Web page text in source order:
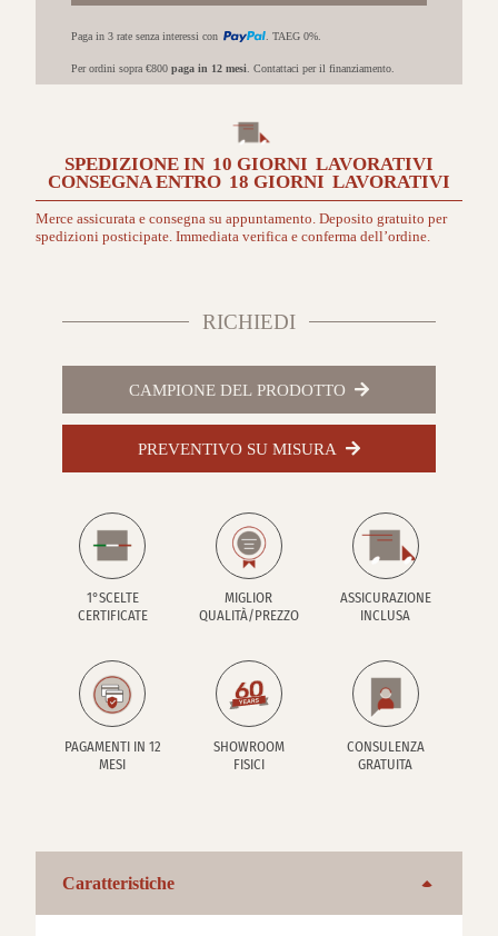
13x145x1820/
quantità
Paga in 3 rate senza interessi con . TAEG 0%.
Per ordini sopra €800 paga in 12 mesi. Contattaci per il finanziamento.
SPEDIZIONE IN 10 GIORNI LAVORATIVI
CONSEGNA ENTRO 18 GIORNI LAVORATIVI
Merce assicurata e consegna su appuntamento. Deposito gratuito per
spedizioni posticipate. Immediata verifica e conferma dell’ordine.
RICHIEDI
CAMPIONE DEL PRODOTTO
PREVENTIVO SU MISURA
1°SCELTE
CERTIFICATE
MIGLIOR
QUALITÀ/PREZZO
ASSICURAZIONE
INCLUSA
PAGAMENTI IN 12
MESI
SHOWROOM
FISICI
CONSULENZA
GRATUITA
Caratteristiche